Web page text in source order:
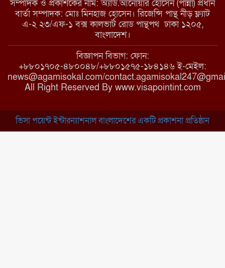
মাধবপুরে কমিউনিটি ক্লিনিকে
অনিয়মের অভিযোগ
রাজবাড়ী: বালিয়াকান্দিতে কিশোরীর
ঝুলন্ত মরদেহ উদ্ধার
সম্পাদক ও প্রকাশকের নাম: অ্যাড.আনোয়ার হোসেন (পান্না) প্রধান
বার্তা সম্পাদক: মোঃ মিনহাজ হোসেন। রিজেন্সি পান্থ নীড় ফ্ল্যাট
এ-২ ২৩/এফ-১ বক্স কালভার্ট রোড পান্থপথ ঢাকা ১২০৫,
বাংলাদেশ।
বিজ্ঞাপন বিভাগ: ফোন:
+৮৮০১৭০৫-৪৮০০৪৮/+৮৮০১৫৭৫-১৮৪১৪৬ ই-মেইল:
news@agamisokal.com/
All Right Reserved By www.visapointint.com
ভিসা পয়েন্ট ইন্টারন্যাশনাল বাংলাদেশের একটি প্রকাশনা প্রতিষ্ঠান